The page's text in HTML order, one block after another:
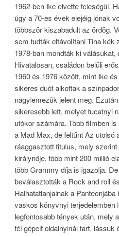
1962-ben Ike elvette feleségül.
úgy a 70-es évek elejéig jónak
többször kiszabadult az ördög.
sem tudták eltávolítani Tina
1978-ban mondták ki válásukat,
Hivatalosan, családon belüli
1960 és 1976 között, mint Ike
sikeres duót alkottak a
nagylemezük jelent meg.
sikeresebb lett, melyet tucatnyi
utókor számára. Több filmben
a Mad Max, de feltűnt Az utolsó
ráaggasztott titulus, mely
királynője, több mint 200 millió
több Grammy díja is igazolja.
beválasztották a Rock and roll
Halhatatlanjainak a
vaskos könyvnyi terjedelemben
legfontosabb tények után, mely
fél gépelt oldalnyinál tart, lássuk